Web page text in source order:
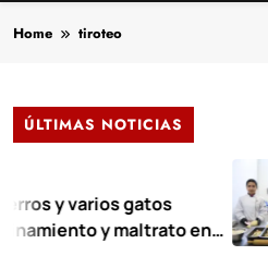
Home tiroteo
ÚLTIMAS NOTICIAS
gatos
y maltrato en